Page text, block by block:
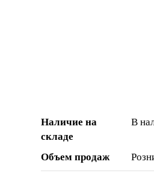
Наличие на
складе
В
Объем продаж